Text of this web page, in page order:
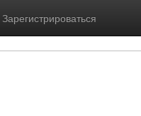
Зарегистрироваться